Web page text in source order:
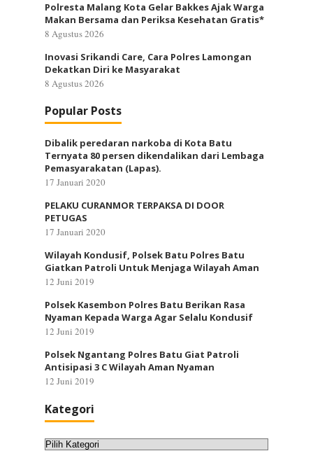
Polresta Malang Kota Gelar Bakkes Ajak Warga
Makan Bersama dan Periksa Kesehatan Gratis*
8 Agustus 2026
Inovasi Srikandi Care, Cara Polres Lamongan
Dekatkan Diri ke Masyarakat
8 Agustus 2026
Popular Posts
Dibalik peredaran narkoba di Kota Batu
Ternyata 80 persen dikendalikan dari Lembaga
Pemasyarakatan (Lapas).
17 Januari 2020
PELAKU CURANMOR TERPAKSA DI DOOR
PETUGAS
17 Januari 2020
Wilayah Kondusif, Polsek Batu Polres Batu
Giatkan Patroli Untuk Menjaga Wilayah Aman
12 Juni 2019
Polsek Kasembon Polres Batu Berikan Rasa
Nyaman Kepada Warga Agar Selalu Kondusif
12 Juni 2019
Polsek Ngantang Polres Batu Giat Patroli
Antisipasi 3 C Wilayah Aman Nyaman
12 Juni 2019
Kategori
Kategori